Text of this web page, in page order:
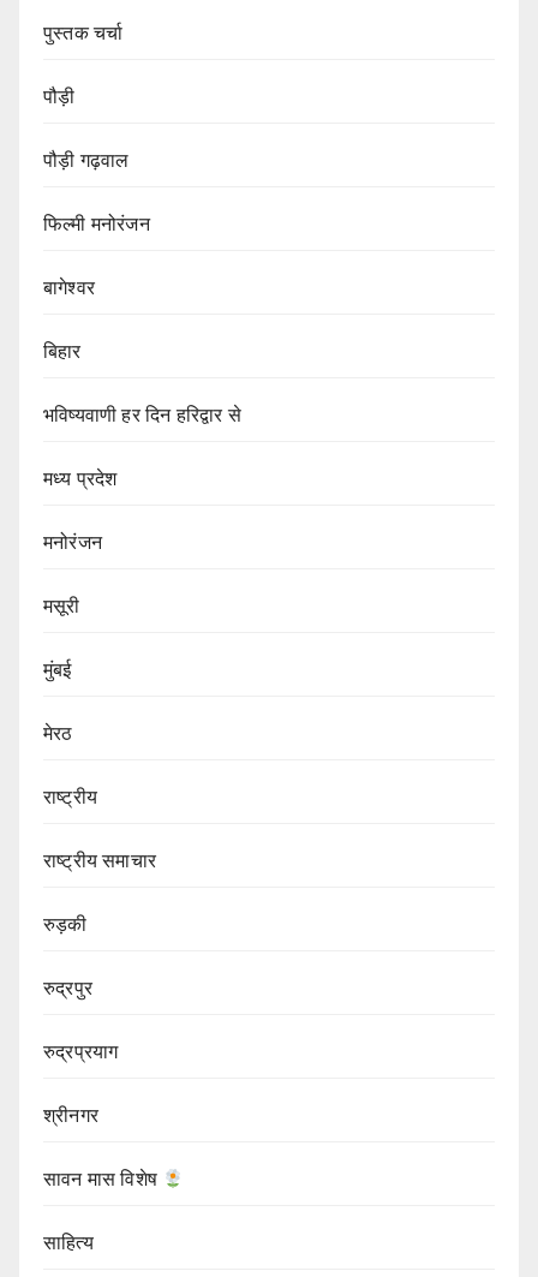
पुस्तक चर्चा
पौड़ी
पौड़ी गढ़वाल
फिल्मी मनोरंजन
बागेश्वर
बिहार
भविष्यवाणी हर दिन हरिद्वार से
मध्य प्रदेश
मनोरंजन
मसूरी
मुंबई
मेरठ
राष्ट्रीय
राष्ट्रीय समाचार
रुड़की
रुद्रपुर
रुद्रप्रयाग
श्रीनगर
सावन मास विशेष
साहित्य